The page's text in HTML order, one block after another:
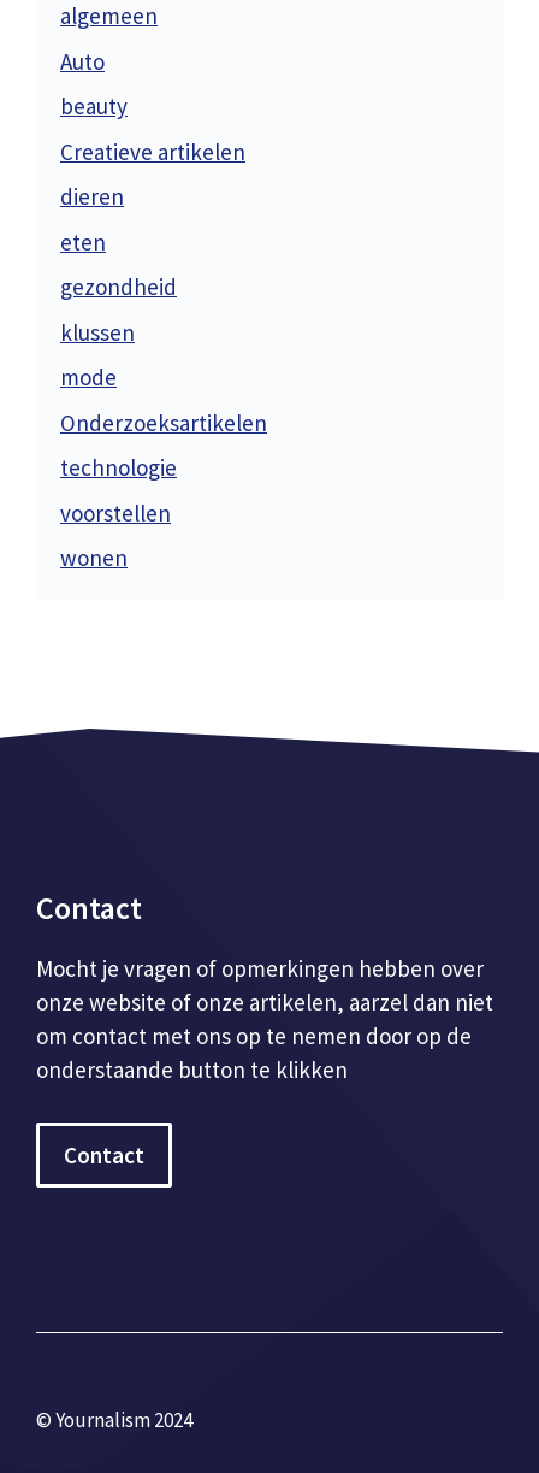
algemeen
Auto
beauty
Creatieve artikelen
dieren
eten
gezondheid
klussen
mode
Onderzoeksartikelen
technologie
voorstellen
wonen
Contact
Mocht je vragen of opmerkingen hebben over
onze website of onze artikelen, aarzel dan niet
om contact met ons op te nemen door op de
onderstaande button te klikken
Contact
© Yournalism 2024